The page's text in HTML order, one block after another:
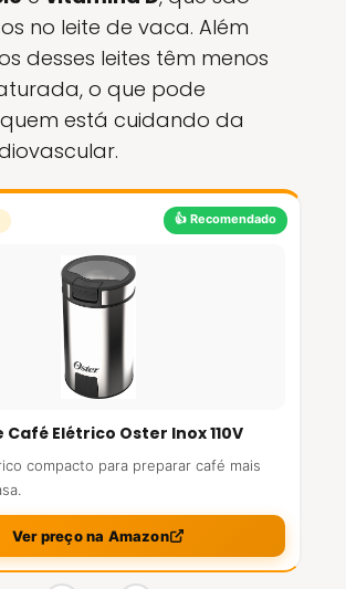
no leite de vaca. Além
desses leites têm menos
o que pode
está cuidando da
👍 Recomendado
Elétrico Oster Inox 110V
compacto para preparar café mais
Ver preço na Amazon